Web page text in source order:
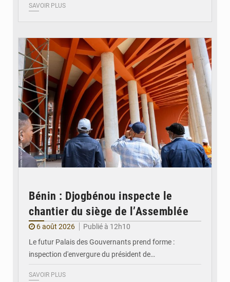
SAVOIR PLUS
Bénin : Djogbénou inspecte le
chantier du siège de l’Assemblée
6 août 2026
Publié à 12h10
Le futur Palais des Gouvernants prend forme :
inspection d'envergure du président de…
SAVOIR PLUS